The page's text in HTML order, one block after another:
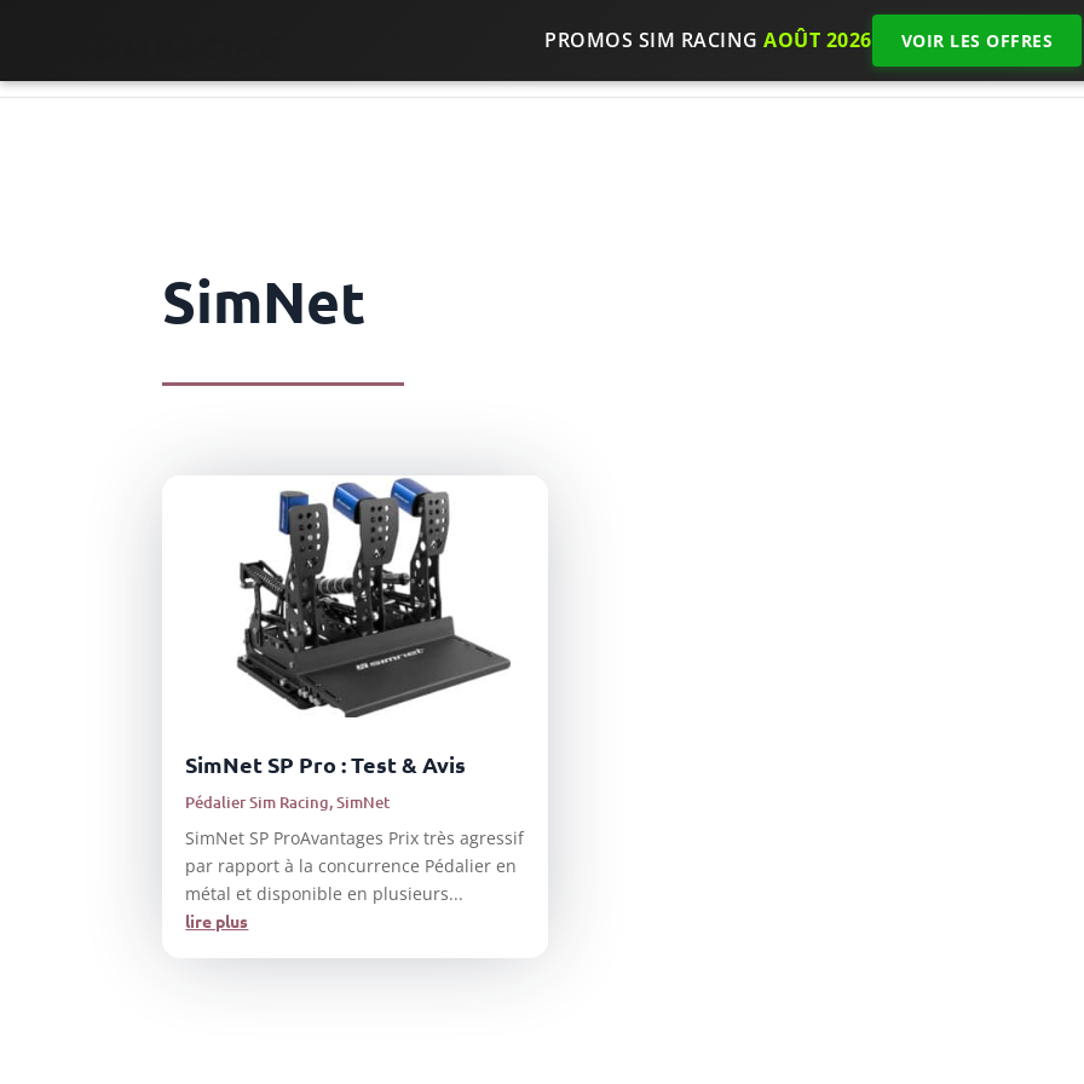
PROMOS SIM RACING AOÛT 2026 VOIR LES OFFRES
Accueil Choisir son matériel Test et Avis
SimNet
SimNet SP Pro : Test & Avis
Pédalier Sim Racing,SimNet
SimNet SP ProAvantages Prix très agressif
par rapport à la concurrence Pédalier en
métal et disponible en plusieurs...
lire plus